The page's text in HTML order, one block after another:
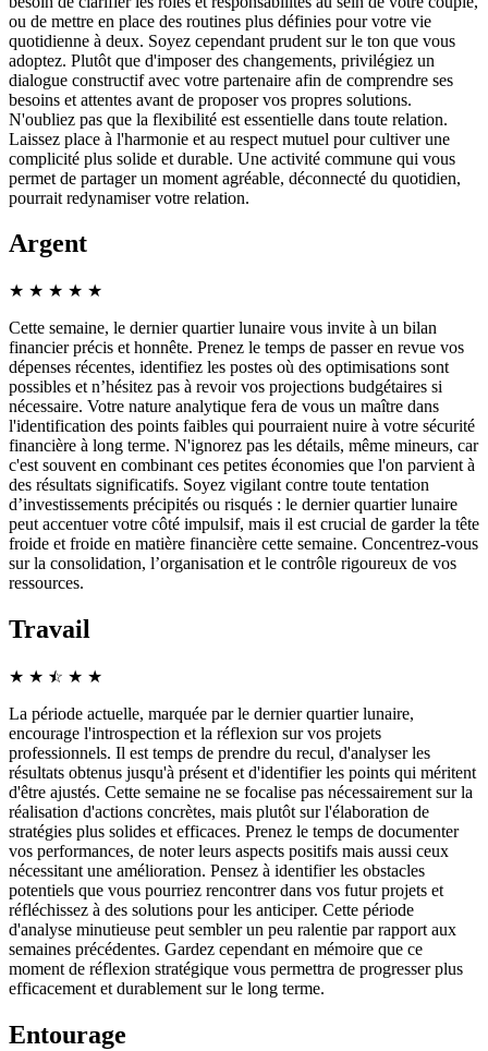
ou de mettre en place des routines plus définies pour votre vie
quotidienne à deux. Soyez cependant prudent sur le ton que vous
adoptez. Plutôt que d'imposer des changements, privilégiez un
dialogue constructif avec votre partenaire afin de comprendre ses
besoins et attentes avant de proposer vos propres solutions.
N'oubliez pas que la flexibilité est essentielle dans toute relation.
Laissez place à l'harmonie et au respect mutuel pour cultiver une
complicité plus solide et durable. Une activité commune qui vous
permet de partager un moment agréable, déconnecté du quotidien,
pourrait redynamiser votre relation.
Argent
★ ★ ★ ★ ★
Cette semaine, le dernier quartier lunaire vous invite à un bilan
financier précis et honnête. Prenez le temps de passer en revue vos
dépenses récentes, identifiez les postes où des optimisations sont
possibles et n’hésitez pas à revoir vos projections budgétaires si
nécessaire. Votre nature analytique fera de vous un maître dans
l'identification des points faibles qui pourraient nuire à votre sécurité
financière à long terme. N'ignorez pas les détails, même mineurs, car
c'est souvent en combinant ces petites économies que l'on parvient à
des résultats significatifs. Soyez vigilant contre toute tentation
d’investissements précipités ou risqués : le dernier quartier lunaire
peut accentuer votre côté impulsif, mais il est crucial de garder la tête
froide et froide en matière financière cette semaine. Concentrez-vous
sur la consolidation, l’organisation et le contrôle rigoureux de vos
ressources.
Travail
★ ★ ☆
★ ★ ★
La période actuelle, marquée par le dernier quartier lunaire,
encourage l'introspection et la réflexion sur vos projets
professionnels. Il est temps de prendre du recul, d'analyser les
résultats obtenus jusqu'à présent et d'identifier les points qui méritent
d'être ajustés. Cette semaine ne se focalise pas nécessairement sur la
réalisation d'actions concrètes, mais plutôt sur l'élaboration de
stratégies plus solides et efficaces. Prenez le temps de documenter
vos performances, de noter leurs aspects positifs mais aussi ceux
nécessitant une amélioration. Pensez à identifier les obstacles
potentiels que vous pourriez rencontrer dans vos futur projets et
réfléchissez à des solutions pour les anticiper. Cette période
d'analyse minutieuse peut sembler un peu ralentie par rapport aux
semaines précédentes. Gardez cependant en mémoire que ce
moment de réflexion stratégique vous permettra de progresser plus
efficacement et durablement sur le long terme.
Entourage